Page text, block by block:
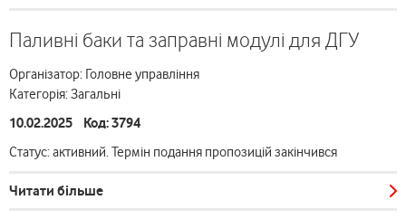
Паливні баки та заправні модулі для ДГУ
Організатор: Головне управління
Категорія: Загальні
10.02.2025 Код: 3794
Статус: активний. Термін подання пропозицій закінчився
Читати більше